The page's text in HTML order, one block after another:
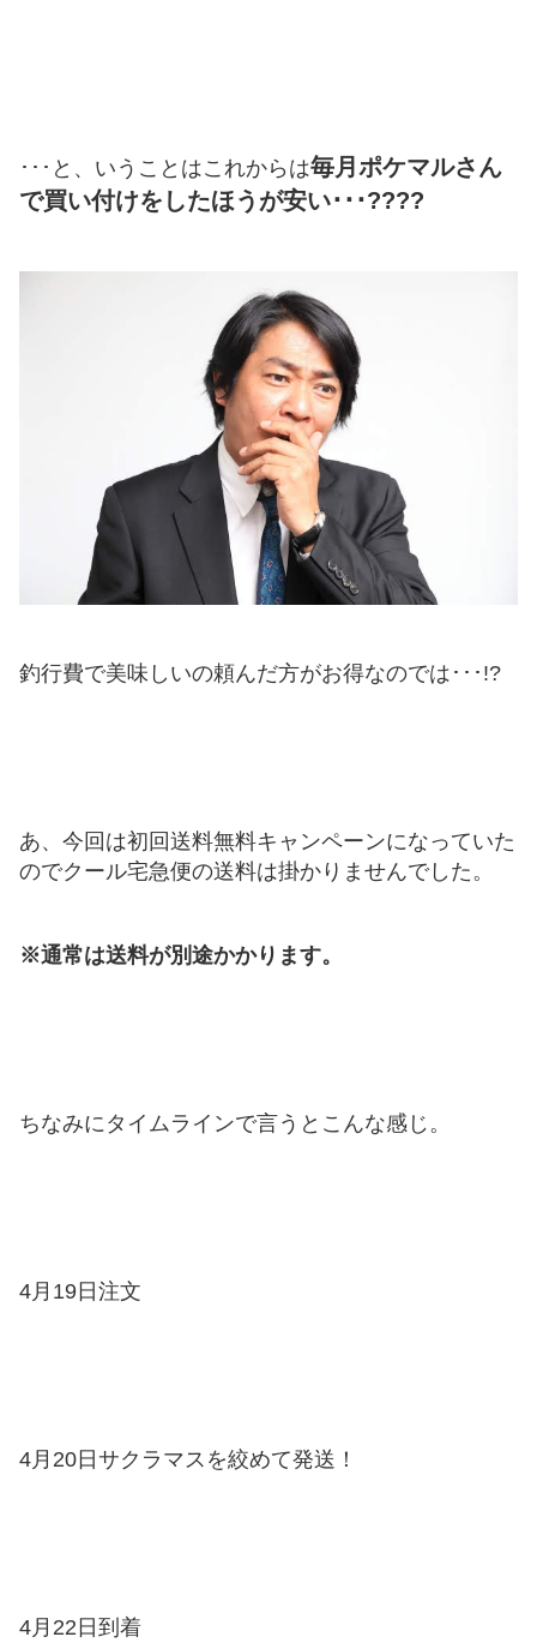
･･･と、いうことはこれからは毎月ポケマルさん
で買い付けをしたほうが安い･･･????
釣行費で美味しいの頼んだ方がお得なのでは･･･!?
あ、今回は初回送料無料キャンペーンになっていた
のでクール宅急便の送料は掛かりませんでした。
※通常は送料が別途かかります。
ちなみにタイムラインで言うとこんな感じ。
4月19日注文
4月20日サクラマスを絞めて発送！
4月22日到着